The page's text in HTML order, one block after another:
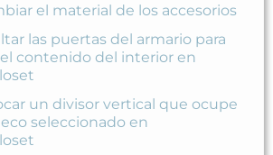
el material de los accesorios
las puertas del armario para
contenido del interior en
un divisor vertical que ocupe
seleccionado en